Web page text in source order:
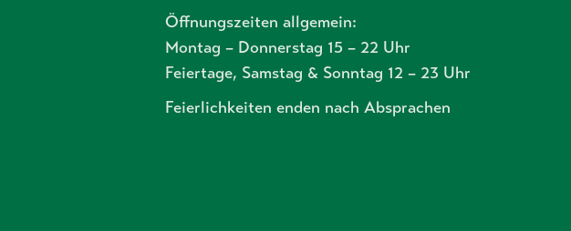
Öffnungszeiten allgemein:
Montag – Donnerstag 15 – 22 Uhr
Feiertage, Samstag & Sonntag 12 – 23 Uhr
Feierlichkeiten enden nach Absprachen